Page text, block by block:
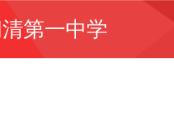
第一中学